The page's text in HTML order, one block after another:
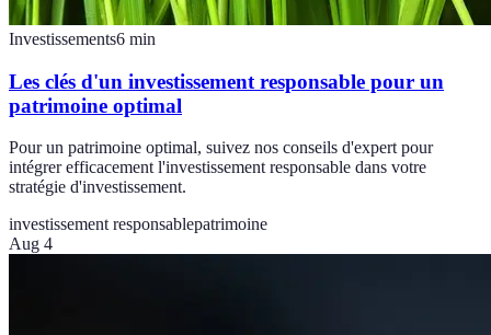
Investissements6 min
Les clés d'un investissement responsable pour un
patrimoine optimal
Pour un patrimoine optimal, suivez nos conseils d'expert pour
intégrer efficacement l'investissement responsable dans votre
stratégie d'investissement.
investissement responsablepatrimoine
Aug 4